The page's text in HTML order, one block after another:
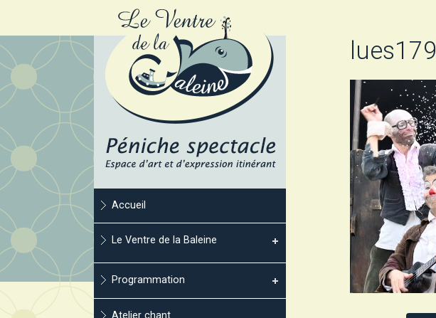
Accueil
Le Ventre de la Baleine
Programmation
Atelier chant
lues179